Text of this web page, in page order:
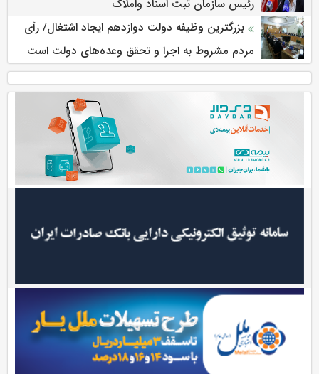
رئیس سازمان ثبت اسناد واملاک
بزرگترین وظیفه دولت دوازدهم ایجاد اشتغال/ رأی
مردم مشروط به اجرا و تحقق وعده‌های دولت است